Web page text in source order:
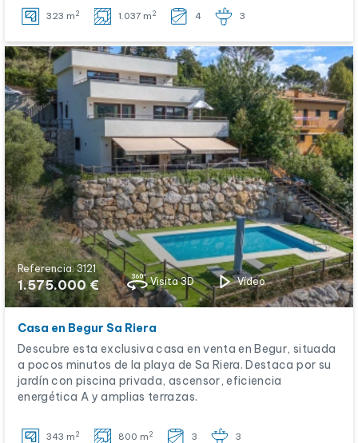
323 m 2 1.037 m 2 4 3
Referencia: 3121
1.575.000 € Visita 3D Vídeo
Casa en Begur Sa Riera
Descubre esta exclusiva casa en venta en Begur, situada
a pocos minutos de la playa de Sa Riera. Destaca por su
jardín con piscina privada, ascensor, eficiencia
energética A y amplias terrazas.
343 m 2 800 m 2 3 3